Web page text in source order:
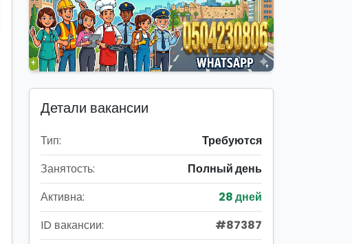
Детали вакансии
Тип:
Требуются
Занятость:
Полный день
Активна:
28 дней
ID вакансии:
#87387